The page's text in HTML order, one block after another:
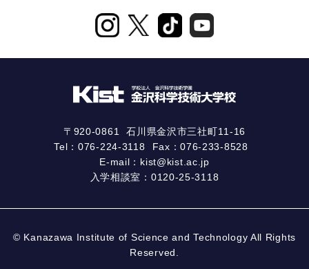
〒920-0861
石川県金沢市三社町11-16
Tel：076-224-3118
Fax：076-233-8528
E-mail： kist@kist.ac.jp
入学相談室： 0120-25-3118
© Kanazawa Institute of Science and Technology All Rights
Reserved.